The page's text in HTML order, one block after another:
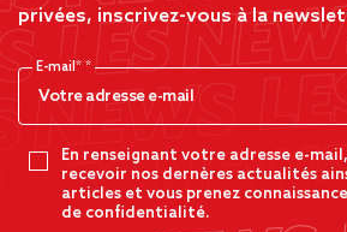
privées, inscrivez-vous à la
E-mail*
En renseignant votre adresse e-
recevoir nos dernères actualités
articles et vous prenez
de confidentialité.